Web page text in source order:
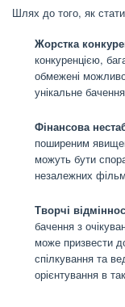
Шлях до того, як
Жорстка
конкуренцією,
обмежені
унікальне
Фінансова
поширеним
можуть бути
незалежних
Творчі
бачення з
може призвести
спілкування та
орієнтування в